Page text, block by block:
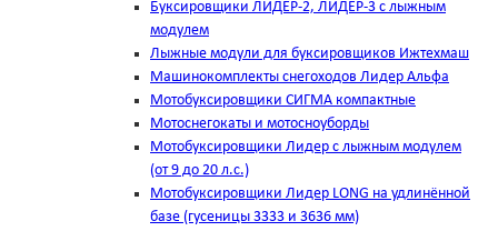
Буксировщики ЛИДЕР-2, ЛИДЕР-3 c лыжным
модулем
Лыжные модули для буксировщиков Ижтехмаш
Машинокомплекты снегоходов Лидер Альфа
Мотобуксировщики СИГМА компактные
Мотоснегокаты и мотосноуборды
Мотобуксировщики Лидер с лыжным модулем
(от 9 до 20 л.с.)
Мотобуксировщики Лидер LONG на удлинённой
базе (гусеницы 3333 и 3636 мм)